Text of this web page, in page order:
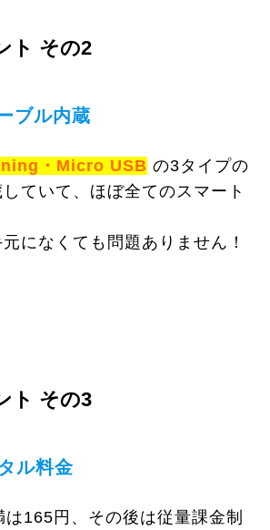
ト その2
ブル内蔵
・Micro USB の3タイプの
ていて、ほぼ全てのスマート
になくても問題ありません！
ト その3
ル料金
165円、その後は従量課金制